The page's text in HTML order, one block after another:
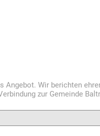
Angebot. Wir berichten
zur Gemeinde